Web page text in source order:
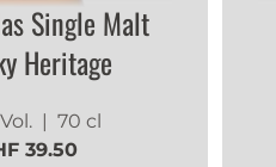
Single Malt
Heritage
| 70 cl
39.50